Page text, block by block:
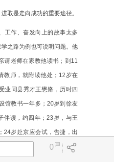
取是走向成功的重要途径。
工作、奋发向上的故事太多
之路为例也可说明问题。他
请老师在家教他读书；到11
教师，就附读他处； 12岁在
业同县秀才王懋脩，历时四
馆教书一年多； 20岁到徐友
伴读，约四年；23岁，与王
24岁赴京应会试，告捷，出
岁入京补应殿试，中进士，被
0